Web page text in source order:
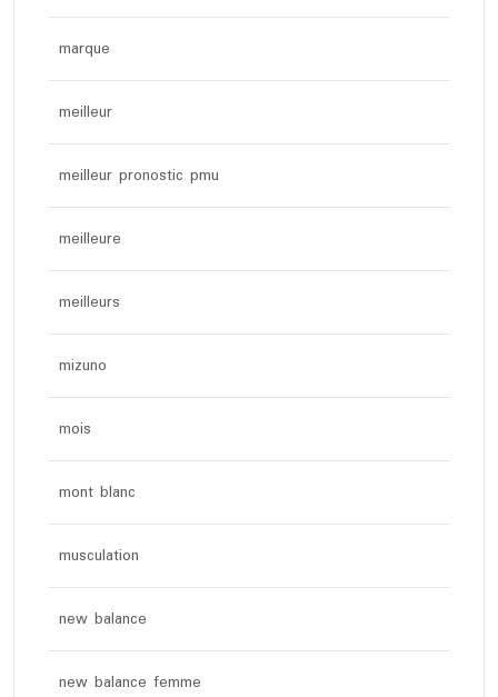
marque
meilleur
meilleur pronostic pmu
meilleure
meilleurs
mizuno
mois
mont blanc
musculation
new balance
new balance femme